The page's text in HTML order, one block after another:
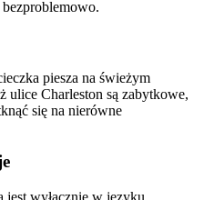
piesza na świeżym
ulice Charleston są zabytkowe,
się na nierówne
jest wyłącznie w języku